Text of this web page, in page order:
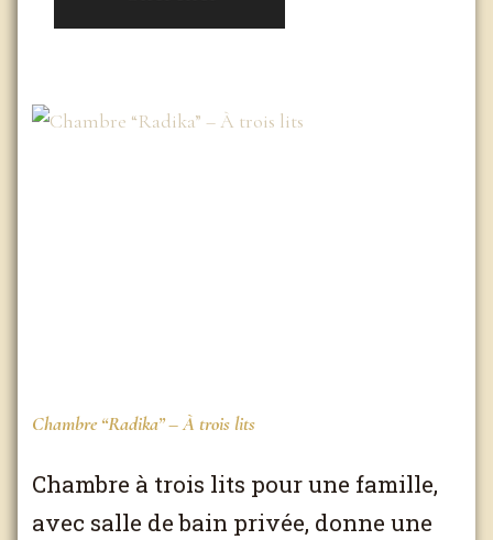
Chambre “Radika” – À trois lits
Chambre à trois lits pour une famille,
avec salle de bain privée, donne une